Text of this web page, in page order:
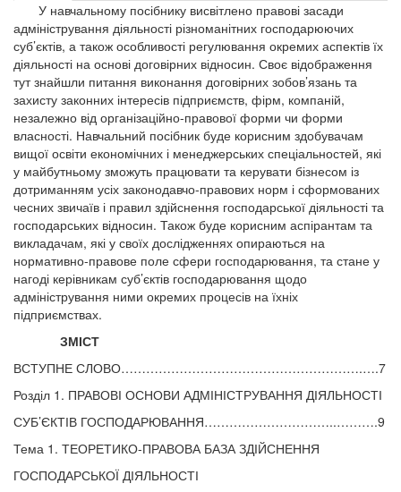
У навчальному посібнику висвітлено правові засади
адміністрування діяльності різноманітних господарюючих
суб’єктів, а також особливості регулювання окремих аспектів їх
діяльності на основі договірних відносин. Своє відображення
тут знайшли питання виконання договірних зобов’язань та
захисту законних інтересів підприємств, фірм, компаній,
незалежно від організаційно-правової форми чи форми
власності. Навчальний посібник буде корисним здобувачам
вищої освіти економічних і менеджерських спеціальностей, які
у майбутньому зможуть працювати та керувати бізнесом із
дотриманням усіх законодавчо-правових норм і сформованих
чесних звичаїв і правил здійснення господарської діяльності та
господарських відносин. Також буде корисним аспірантам та
викладачам, які у своїх дослідженнях опираються на
нормативно-правове поле сфери господарювання, та стане у
нагоді керівникам суб’єктів господарювання щодо
адміністрування ними окремих процесів на їхніх
підприємствах.
ЗМІСТ
ВСТУПНЕ СЛОВО………………………………………………….….7
Розділ 1. ПРАВОВІ ОСНОВИ АДМІНІСТРУВАННЯ ДІЯЛЬНОСТІ
СУБ’ЄКТІВ ГОСПОДАРЮВАННЯ…………………………..……….9
Тема 1. ТЕОРЕТИКО-ПРАВОВА БАЗА ЗДІЙСНЕННЯ
ГОСПОДАРСЬКОЇ ДІЯЛЬНОСТІ